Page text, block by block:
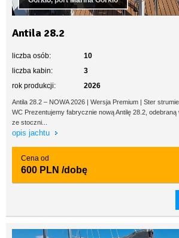
Antila 28.2
liczba osób:
10
liczba kabin:
3
rok produkcji:
2026
Antila 28.2 – NOWA 2026 | Wersja Premium | Ster
WC Prezentujemy fabrycznie nową Antilę 28.2,
ze stoczni...
opis jachtu
Cena od
600 PLN /dobę